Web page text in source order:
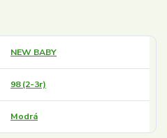
NEW BABY
98 (2-3r)
Modrá